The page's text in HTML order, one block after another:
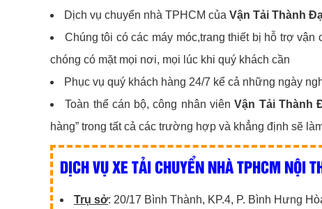
Dịch vụ chuyển nhà TPHCM của Vận Tải Thành
Chúng tôi có các máy móc,trang thiết bị hỗ trợ
chóng có mặt mọi nơi, mọi lúc khi quý khách cần
Phục vụ quý khách hàng 24/7 kể cả những ngày
Toàn thể cán bộ, công nhân viênVận Tải Thành
hàng” trong tất cả các trường hợp và khẳng định sẽ
DỊCH VỤ XE TẢI CHUYỂN NHÀ TPHCM NỘI
Trụ sở: 20/17 Bình Thành, KP.4, P. Bình Hưng